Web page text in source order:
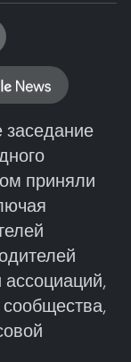
заседание
приняли